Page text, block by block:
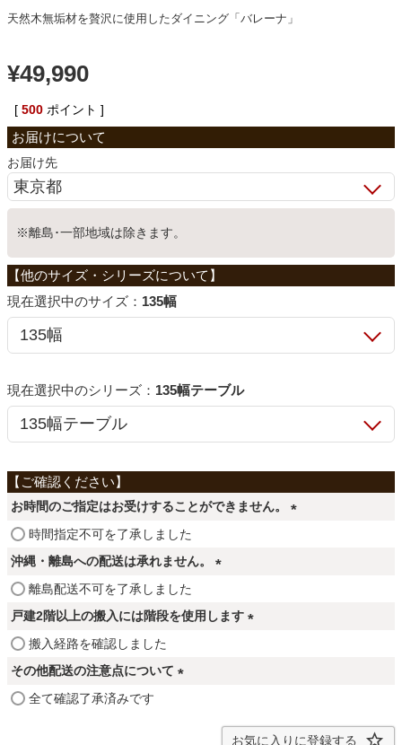
食器棚・キッチン収納
ベッド
収納家具
学習机
ホームオフィス
寝具
カーテン
マット
収納用品
天然木無垢材を贅沢に使用したダイニング「バレーナ」
¥49,990
[ 500 ポイント ]
お届け先
※離島･一部地域は除きます。
サイズ： 135幅
シリーズ： 135幅テーブル
お時間のご指定はお受けすることができません。
時間指定不可を了承しました
沖縄・離島への配送は承れません。
必
離島配送不可を了承しました
戸建2階以上の搬入には階段を使用します
搬入経路を確認しました
その他配送の注意点について
全て確認了承済みです
お気に入りに登録する